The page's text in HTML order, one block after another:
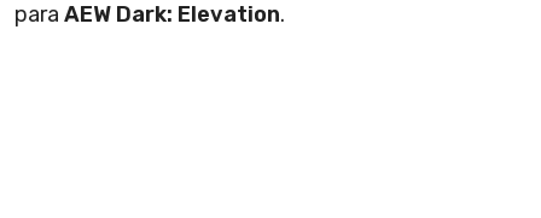
para AEW Dark: Elevation.